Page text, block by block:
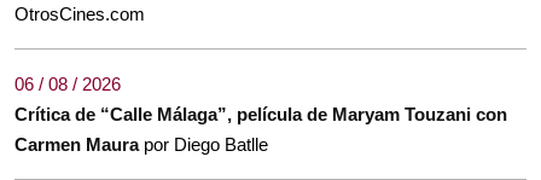
OtrosCines.com
06 / 08 / 2026
Crítica de “Calle Málaga”, película de Maryam Touzani con
Carmen Maura por Diego Batlle